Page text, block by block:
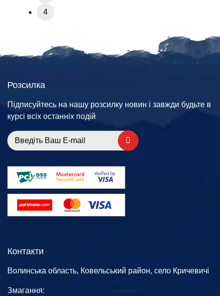
4
Розсилка
Підписуйтесь на нашу розсилку новин і завжди будьте в
курсі всіх останніх подій
Контакти
Волинська область, Ковельський район, село Кричевичі
Змагання: